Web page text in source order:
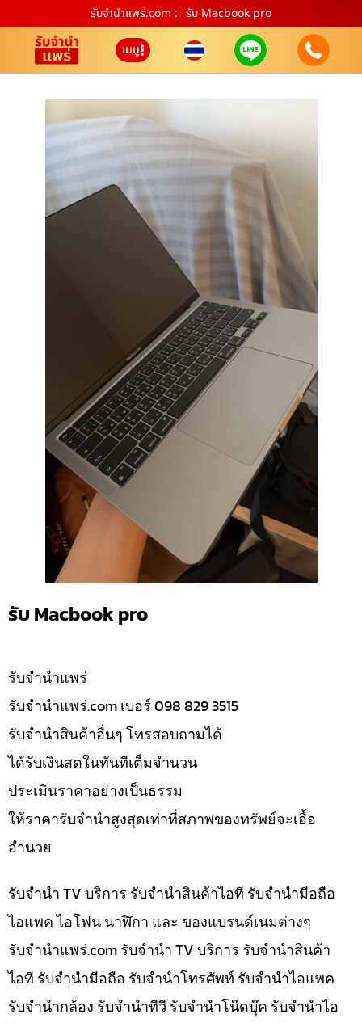
รับจํานําแพร่.com : รับ Macbook pro
เมนู
รับ Macbook pro
รับจํานำแพร่
รับจํานําแพร่.com เบอร์ 098 829 3515
รับจำนำสินค้าอื่นๆ โทรสอบถามได้
ได้รับเงินสดในทันทีเต็มจำนวน
ประเมินราคาอย่างเป็นธรรม
ให้ราคารับจำนำสูงสุดเท่าที่สภาพของทรัพย์จะเอื้อ
อำนวย
รับจำนำ TV บริการ รับจำนำสินค้าไอที รับจำนำมือถือ
ไอแพค ไอโฟน นาฬิกา และ ของแบรนด์เนมต่างๆ
รับจํานําแพร่.com รับจำนำ TV บริการ รับจำนำสินค้า
ไอที รับจำนำมือถือ รับจำนำโทรศัพท์ รับจำนำไอแพค
รับจำนำกล้อง รับจำนำทีวี รับจำนำโน๊ดบุ๊ค รับจำนำไอ